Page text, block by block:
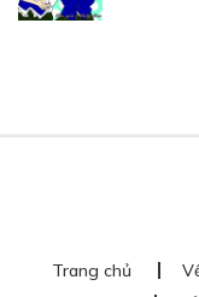
Trang chủ